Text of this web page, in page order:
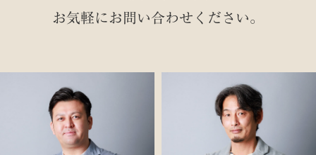
お気軽にお問い合わせください。